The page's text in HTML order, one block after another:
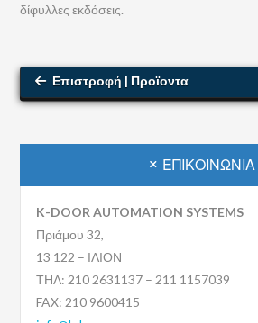
δίφυλλες εκδόσεις.
Επιστροφή | Προϊοντα
ΕΠΙΚΟΙΝΩΝΊΑ
K-DOOR AUTOMATION SYSTEMS
Πριάμου 32,
13 122 – ΙΛΙΟΝ
ΤΗΛ: 210 2631137 – 211 1157039
FAX: 210 9600415